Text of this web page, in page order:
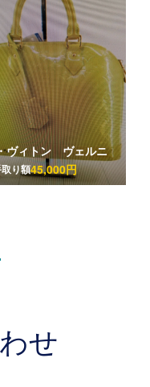
ヴィトン ヴェルニ
り額45,000円
せ